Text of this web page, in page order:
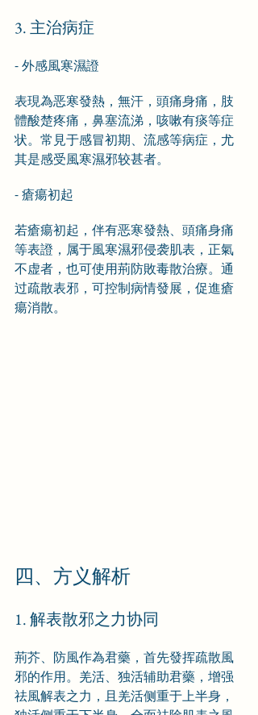
3. 主治病症
- 外感風寒濕證
表現為恶寒發熱，無汗，頭痛身痛，肢
體酸楚疼痛，鼻塞流涕，咳嗽有痰等症
状。常見于感冒初期、流感等病症，尤
其是感受風寒濕邪较甚者。
- 瘡瘍初起
若瘡瘍初起，伴有恶寒發熱、頭痛身痛
等表證，属于風寒濕邪侵袭肌表，正氣
不虚者，也可使用荊防敗毒散治療。通
过疏散表邪，可控制病情發展，促進瘡
瘍消散。
四、方义解析
1. 解表散邪之力协同
荊芥、防風作為君藥，首先發挥疏散風
邪的作用。羌活、独活辅助君藥，增强
祛風解表之力，且羌活侧重于上半身，